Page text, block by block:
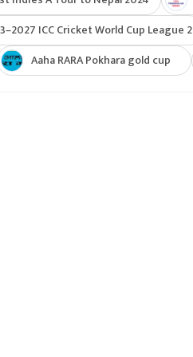
ICC Cricket World Cup League 2
Aaha RARA Pokhara gold cup